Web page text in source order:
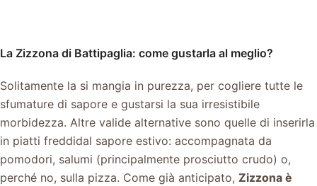
La Zizzona di Battipaglia: come gustarla al meglio?
Solitamente la si mangia in purezza, per cogliere tutte le
sfumature di sapore e gustarsi la sua irresistibile
morbidezza. Altre valide alternative sono quelle di inserirla
in piatti freddidal sapore estivo: accompagnata da
pomodori, salumi (principalmente prosciutto crudo) o,
perché no, sulla pizza. Come già anticipato, Zizzona è